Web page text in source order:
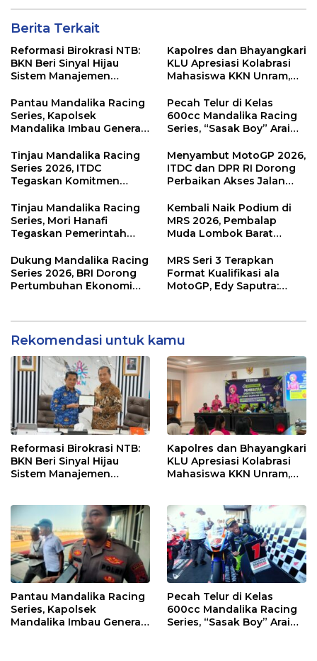
Berita Terkait
Reformasi Birokrasi NTB:
BKN Beri Sinyal Hijau
Sistem Manajemen
Kapolres dan Bhayangkari
KLU Apresiasi Kolabrasi
Mahasiswa KKN Unram,
Sampah Jadi Rupiah
Pantau Mandalika Racing
Series, Kapolsek
Mandalika Imbau Generasi
Sirkuit, Bukan Jalan Raya
Pecah Telur di Kelas
600cc Mandalika Racing
Series, “Sasak Boy” Arai
Kemenangan
Tinjau Mandalika Racing
Series 2026, ITDC
Tegaskan Komitmen
Dampak Ekonomi
Kawasan
Menyambut MotoGP 2026,
ITDC dan DPR RI Dorong
Perbaikan Akses Jalan
di KEK Mandalika
Tinjau Mandalika Racing
Series, Mori Hanafi
Tegaskan Pemerintah
NTB
Kembali Naik Podium di
MRS 2026, Pembalap
Muda Lombok Barat
Menuju Tingkat Asia
Dukung Mandalika Racing
Series 2026, BRI Dorong
Pertumbuhan Ekonomi
MRS Seri 3 Terapkan
Format Kualifikasi ala
MotoGP, Edy Saputra:
Rekomendasi untuk kamu
Reformasi Birokrasi NTB:
BKN Beri Sinyal Hijau
Sistem Manajemen
Kapolres dan Bhayangkari
KLU Apresiasi Kolabrasi
Mahasiswa KKN Unram,
Pantau Mandalika Racing
Series, Kapolsek
Mandalika Imbau Generasi
Pecah Telur di Kelas
600cc Mandalika Racing
Series, “Sasak Boy” Arai